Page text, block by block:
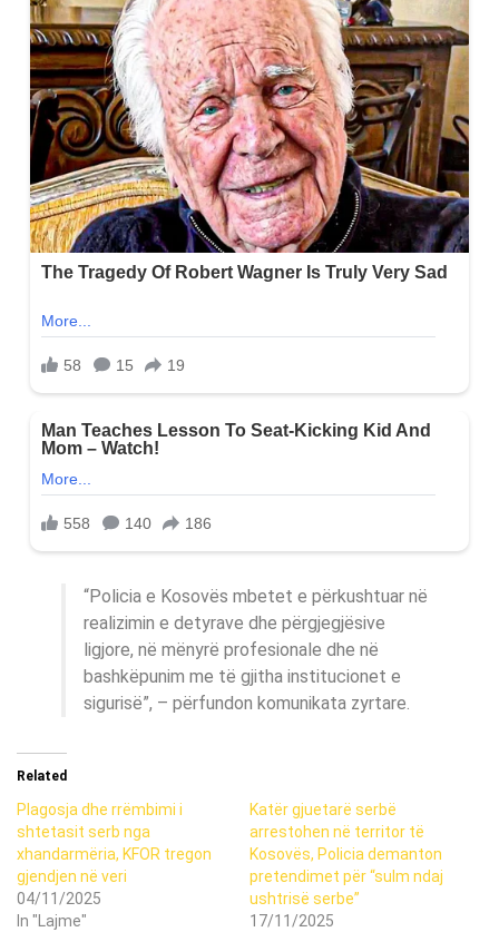
“Policia e Kosovës mbetet e përkushtuar në
realizimin e detyrave dhe përgjegjësive
ligjore, në mënyrë profesionale dhe në
bashkëpunim me të gjitha institucionet e
sigurisë”, – përfundon komunikata zyrtare.
Related
Plagosja dhe rrëmbimi i
shtetasit serb nga
xhandarmëria, KFOR tregon
gjendjen në veri
04/11/2025
In "Lajme"
Katër gjuetarë serbë
arrestohen në territor të
Kosovës, Policia demanton
pretendimet për “sulm ndaj
ushtrisë serbe”
17/11/2025